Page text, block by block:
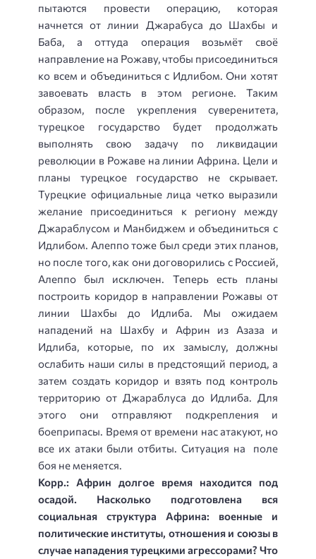
пытаются провести операцию, которая
начнется от линии Джарабуса до Шахбы и
Баба, а оттуда операция возьмёт своё
направление на Рожаву, чтобы присоединиться
ко всем и объединиться с Идлибом. Они хотят
завоевать власть в этом регионе. Таким
образом, после укрепления суверенитета,
турецкое государство будет продолжать
выполнять свою задачу по ликвидации
революции в Рожаве на линии Африна. Цели и
планы турецкое государство не скрывает.
Турецкие официальные лица четко выразили
желание присоединиться к региону между
Джараблусом и Манбиджем и объединиться с
Идлибом. Алеппо тоже был среди этих планов,
но после того, как они договорились с Россией,
Алеппо был исключен. Теперь есть планы
построить коридор в направлении Рожавы от
линии Шахбы до Идлиба. Мы ожидаем
нападений на Шахбу и Африн из Азаза и
Идлиба, которые, по их замыслу, должны
ослабить наши силы в предстоящий период, а
затем создать коридор и взять под контроль
территорию от Джараблуса до Идлиба. Для
этого они отправляют подкрепления и
боеприпасы. Время от времени нас атакуют, но
все их атаки были отбиты. Ситуация на поле
боя не меняется.
Корр.: Африн долгое время находится под
осадой. Насколько подготовлена вся
социальная структура Африна: военные и
политические институты, отношения и союзы в
случае нападения турецкими агрессорами? Что